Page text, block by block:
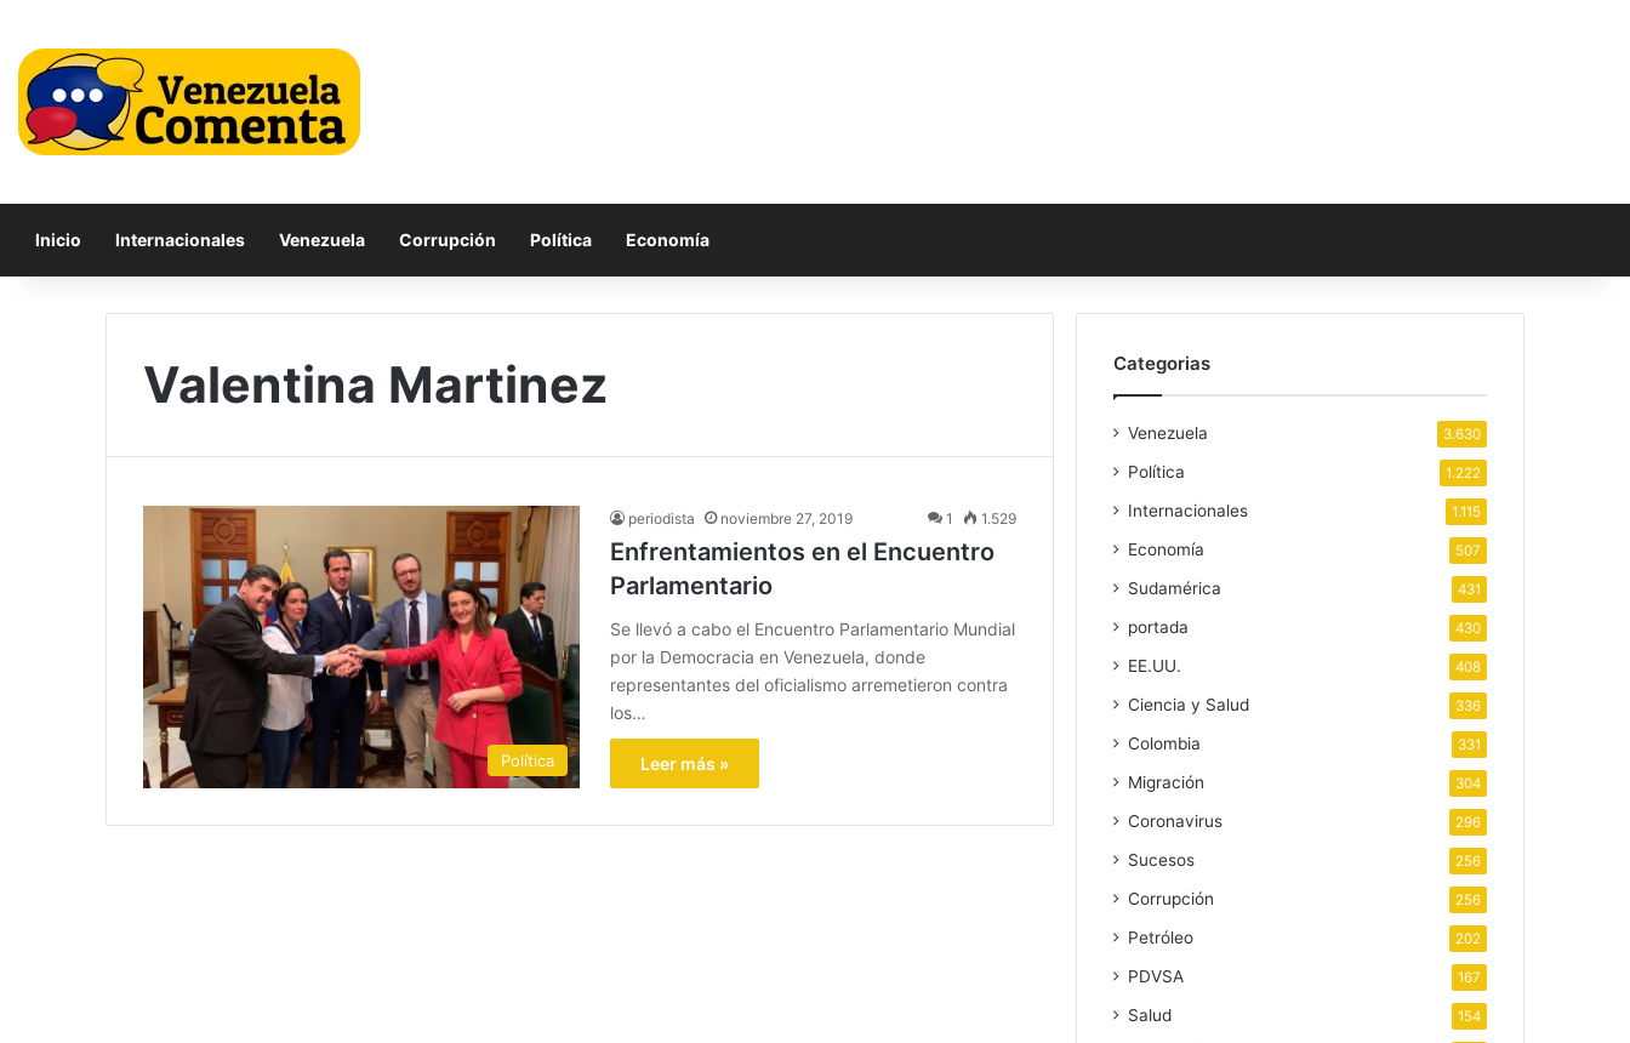
Inicio Internacionales Venezuela Corrupción Política Economía
Valentina Martinez
Política
periodista noviembre 27, 2019 1 1.529
Enfrentamientos en el Encuentro
Parlamentario
Se llevó a cabo el Encuentro Parlamentario Mundial
por la Democracia en Venezuela, donde
representantes del oficialismo arremetieron contra
los…
Leer más »
Categorias
Venezuela 3.630
Política 1.222
Internacionales 1.115
Economía 507
Sudamérica 431
portada 430
EE.UU. 408
Ciencia y Salud 336
Colombia 331
Migración 304
Coronavirus 296
Sucesos 256
Corrupción 256
Petróleo 202
PDVSA 167
Salud 154